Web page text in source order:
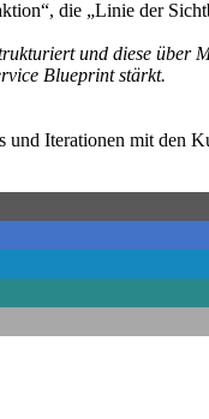
die „Linie der
und diese über
Blueprint stärkt.
Iterationen mit den